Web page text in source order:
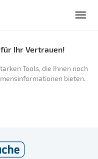
Ihr Vertrauen!
Tools, die Ihnen noch
bieten.